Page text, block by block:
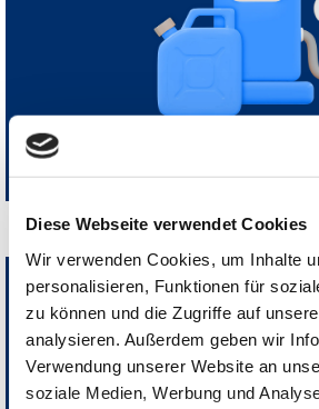
Diese Webseite verwendet Cookies
Wir verwenden Cookies, um Inhalte
personalisieren, Funktionen für
zu können und die Zugriffe auf
analysieren. Außerdem geben wir
Verwendung unserer Website an
soziale Medien, Werbung und
Kraft- und